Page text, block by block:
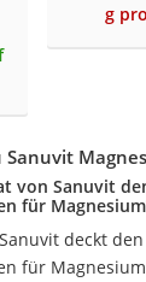
g
von Sanuvit
für
deckt
für